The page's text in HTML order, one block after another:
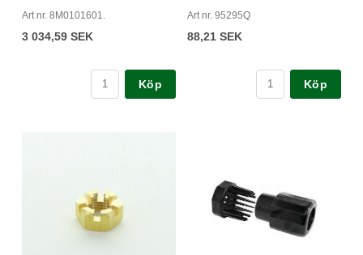
Art nr. 8M0101601.
3 034,59 SEK
Köp
Art nr. 95295Q
88,21 SEK
Köp